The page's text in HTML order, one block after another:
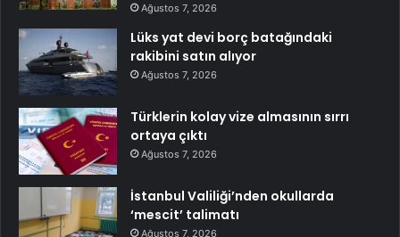
Ağustos 7, 2026
Lüks yat devi borç batağındaki
rakibini satın alıyor
Ağustos 7, 2026
Türklerin kolay vize almasının sırrı
ortaya çıktı
Ağustos 7, 2026
İstanbul Valiliği’nden okullarda
‘mescit’ talimatı
Ağustos 7, 2026